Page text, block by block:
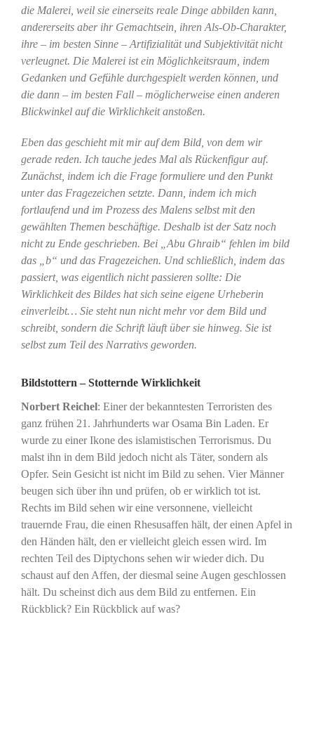
die Malerei, weil sie einerseits reale Dinge abbilden kann,
andererseits aber ihr Gemachtsein, ihren Als-Ob-Charakter,
ihre – im besten Sinne – Artifizialität und Subjektivität nicht
verleugnet. Die Malerei ist ein Möglichkeitsraum, indem
Gedanken und Gefühle durchgespielt werden können, und
die dann – im besten Fall – möglicherweise einen anderen
Blickwinkel auf die Wirklichkeit anstoßen.
Eben das geschieht mit mir auf dem Bild, von dem wir
gerade reden. Ich tauche jedes Mal als Rückenfigur auf.
Zunächst, indem ich die Frage formuliere und den Punkt
unter das Fragezeichen setzte. Dann, indem ich mich
fortlaufend und im Prozess des Malens selbst mit den
gewählten Themen beschäftige. Deshalb ist der Satz noch
nicht zu Ende geschrieben. Bei „Abu Ghraib“ fehlen im bild
das „b“ und das Fragezeichen. Und schließlich, indem das
passiert, was eigentlich nicht passieren sollte: Die
Wirklichkeit des Bildes hat sich seine eigene Urheberin
einverleibt… Sie steht nun nicht mehr vor dem Bild und
schreibt, sondern die Schrift läuft über sie hinweg. Sie ist
selbst zum Teil des Narrativs geworden.
Bildstottern – Stotternde Wirklichkeit
Norbert Reichel: Einer der bekanntesten Terroristen des
ganz frühen 21. Jahrhunderts war Osama Bin Laden. Er
wurde zu einer Ikone des islamistischen Terrorismus. Du
malst ihn in dem Bild jedoch nicht als Täter, sondern als
Opfer. Sein Gesicht ist nicht im Bild zu sehen. Vier Männer
beugen sich über ihn und prüfen, ob er wirklich tot ist.
Rechts im Bild sehen wir eine versonnene, vielleicht
trauernde Frau, die einen Rhesusaffen hält, der einen Apfel in
den Händen hält, den er vielleicht gleich essen wird. Im
rechten Teil des Diptychons sehen wir wieder dich. Du
schaust auf den Affen, der diesmal seine Augen geschlossen
hält. Du scheinst dich aus dem Bild zu entfernen. Ein
Rückblick? Ein Rückblick auf was?